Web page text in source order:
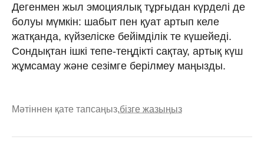
Дегенмен жыл эмоциялық тұрғыдан күрделі де
болуы мүмкін: шабыт пен қуат артып келе
жатқанда, күйзеліске бейімділік те күшейеді.
Сондықтан ішкі тепе-теңдікті сақтау, артық күш
жұмсамау және сезімге берілмеу маңызды.
Мәтіннен қате тапсаңыз,бізге жазыңыз